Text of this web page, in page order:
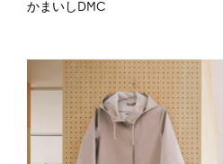
かまいしDMC